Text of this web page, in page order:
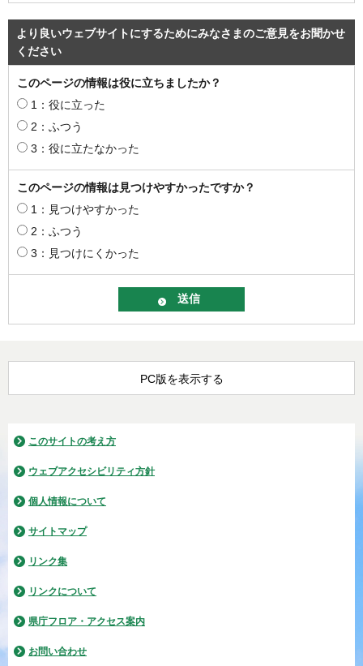
より良いウェブサイトにするためにみなさまのご意見をお聞かせ
ください
このページの情報は役に立ちましたか？
1：役に立った
2：ふつう
3：役に立たなかった
このページの情報は見つけやすかったですか？
1：見つけやすかった
2：ふつう
3：見つけにくかった
PC版を表示する
このサイトの考え方
ウェブアクセシビリティ方針
個人情報について
サイトマップ
リンク集
リンクについて
県庁フロア・アクセス案内
お問い合わせ